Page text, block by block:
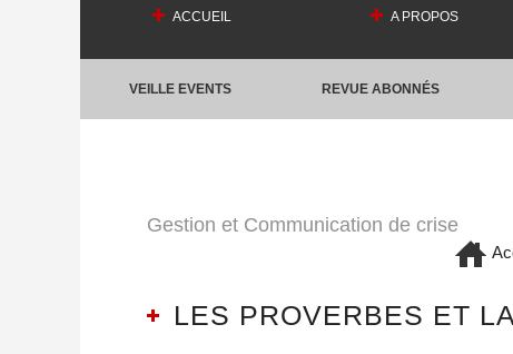
ACCUEIL A PROPOS
VEILLE EVENTS REVUE ABONNÉS
Gestion et Communication de crise
LES PROVERBES ET